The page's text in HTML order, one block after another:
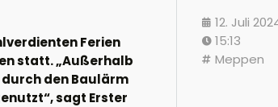
Ferien
statt. „Außerhalb
den Baulärm
sagt Erster
12. Juli
15:13
Meppen